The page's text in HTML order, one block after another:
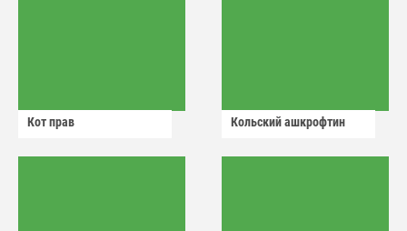
Кот прав Кольский ашкрофтин